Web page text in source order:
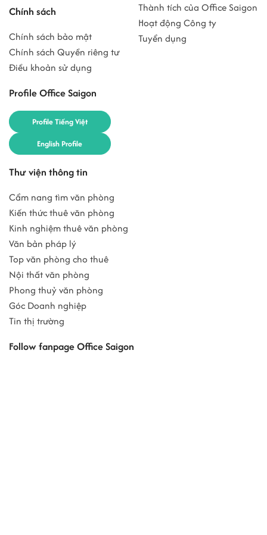
Chính sách
Chính sách bảo mật
Chính sách Quyền riêng tư
Điều khoản sử dụng
Profile Office Saigon
Profile Tiếng Việt
English Profile
Thành tích của Office Saigon
Hoạt động Công ty
Tuyển dụng
Thư viện thông tin
Cẩm nang tìm văn phòng
Kiến thức thuê văn phòng
Kinh nghiệm thuê văn phòng
Văn bản pháp lý
Top văn phòng cho thuê
Nội thất văn phòng
Phong thuỷ văn phòng
Góc Doanh nghiệp
Tin thị trường
Follow fanpage Office Saigon